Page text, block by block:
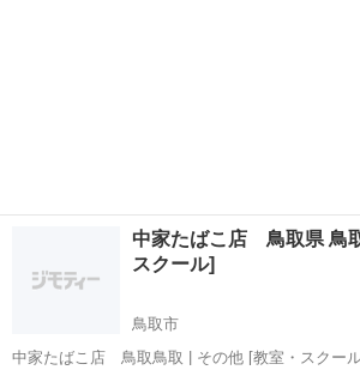
中家たばこ店 鳥取県 鳥
スクール]
鳥取市
中家たばこ店 鳥取鳥取 | その他 [教室・スクール] 住所：鳥取県鳥